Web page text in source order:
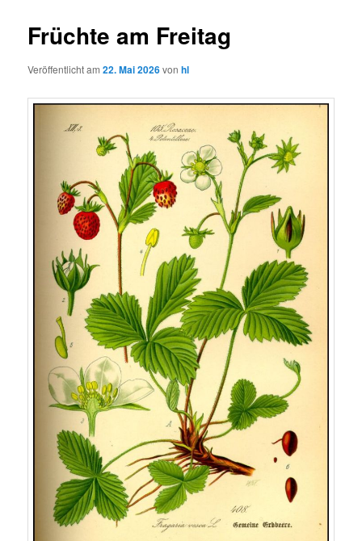
Früchte am Freitag
Veröffentlicht am22. Mai 2026vonhl